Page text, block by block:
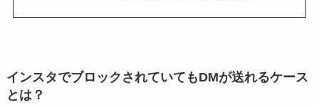
インスタでブロックされていてもDMが送れるケース
とは？